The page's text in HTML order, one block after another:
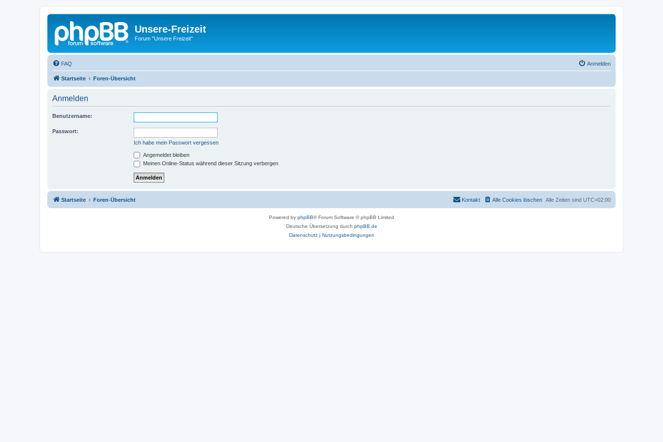
Unsere-Freizeit
Forum "Unsere Freizeit"
FAQ Anmelden
Startseite Foren-Übersicht
Anmelden
Benutzername:
Passwort:
Ich habe mein Passwort vergessen
Angemeldet bleiben
Meinen Online-Status während dieser Sitzung verbergen
Startseite Foren-Übersicht Alle Zeiten sind UTC+02:00
Alle Cookies löschen
Kontakt
Powered by phpBB® Forum Software © phpBB Limited
Deutsche Übersetzung durch phpBB.de
Datenschutz| Nutzungsbedingungen